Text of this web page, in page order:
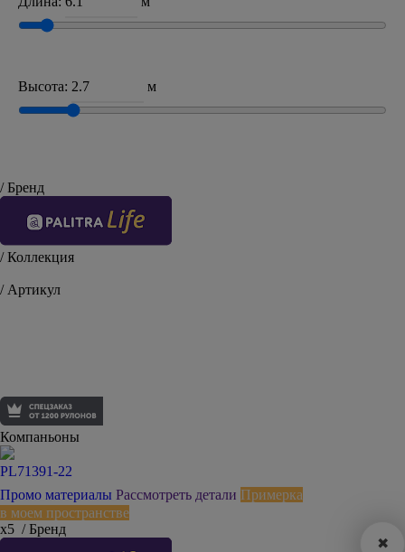
Высота: м
/ Бренд
/ Коллекция
/ Артикул
Компаньоны
PL71391-22
Промо материалы Рассмотреть детали Примерка
в моем пространстве
х5
✖
/ Бренд